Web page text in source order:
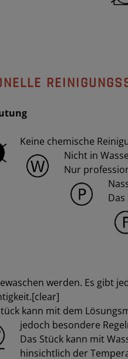
Keine chemische
Nicht in
Nur
werden. Es gibt
kann mit dem
jedoch besondere
Das Stück kann mit
hinsichtlich der